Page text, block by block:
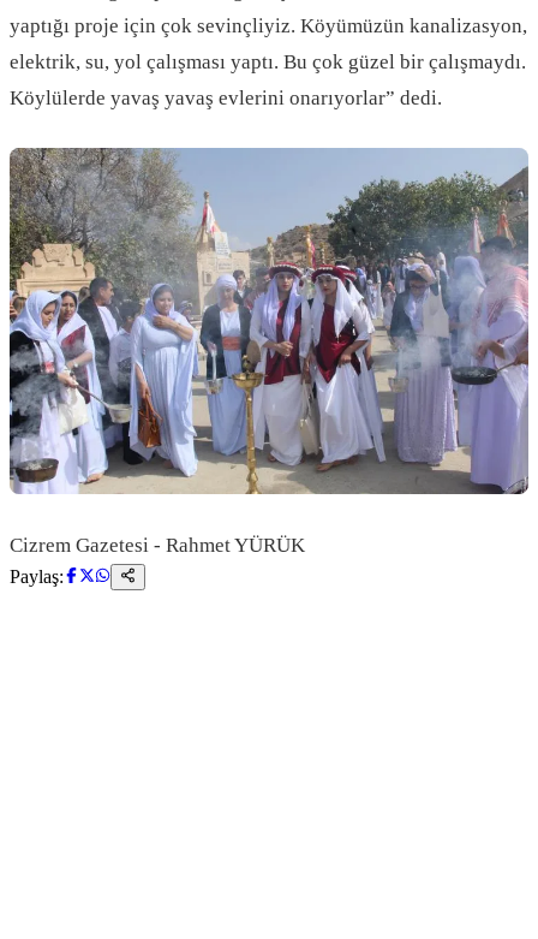
yaptığı proje için çok sevinçliyiz. Köyümüzün kanalizasyon,
elektrik, su, yol çalışması yaptı. Bu çok güzel bir çalışmaydı.
Köylülerde yavaş yavaş evlerini onarıyorlar” dedi.
Cizrem Gazetesi - Rahmet YÜRÜK
Paylaş: